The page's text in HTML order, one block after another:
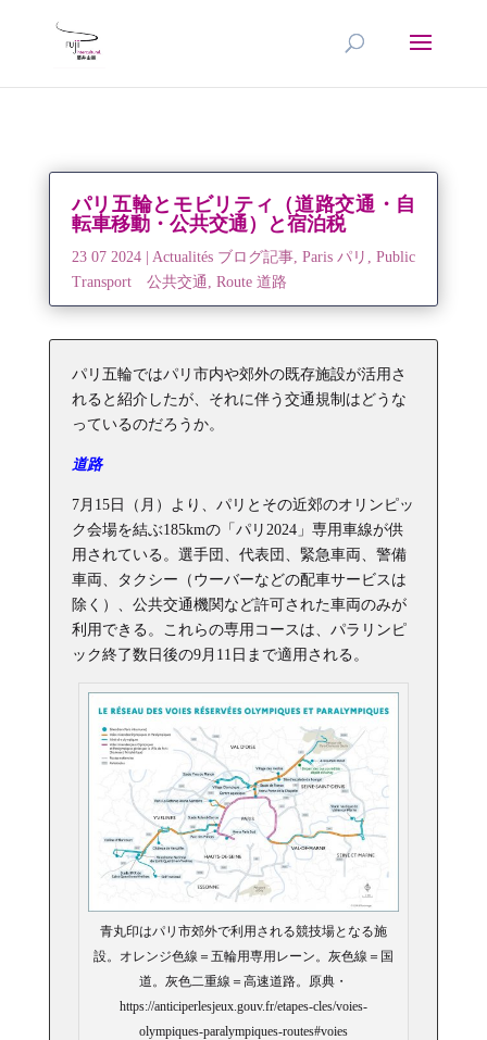
パリ五輪とモビリティ（道路交通・自
転車移動・公共交通）と宿泊税
23 07 2024| Actualités ブログ記事, Paris パリ , Public
Transport 公共交通 , Route 道路
パリ五輪ではパリ市内や郊外の既存施設が活用さ
れると紹介したが、それに伴う交通規制はどうな
っているのだろうか。
道路
7月15日（月）より、パリとその近郊のオリンピッ
ク会場を結ぶ185kmの「パリ2024」専用車線が供
用されている。選手団、代表団、緊急車両、警備
車両、タクシー（ウーバーなどの配車サービスは
除く）、公共交通機関など許可された車両のみが
利用できる。これらの専用コースは、パラリンピ
ック終了数日後の9月11日まで適用される。
青丸印はパリ市郊外で利用される競技場となる施
設。オレンジ色線＝五輪用専用レーン。灰色線＝国
道。灰色二重線＝高速道路。原典・
https://anticiperlesjeux.gouv.fr/etapes-cles/voies-
olympiques-paralympiques-routes#voies